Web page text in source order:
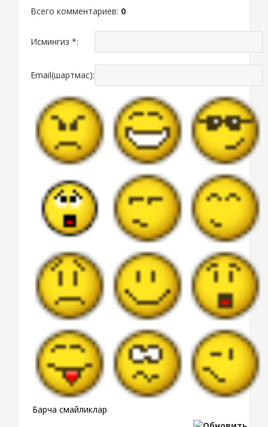
Всего комментариев: 0
Исмингиз *:
Email(шартмас):
Барча смайликлар